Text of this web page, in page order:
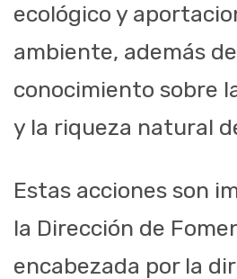
ecológico y
ambiente, además
conocimiento sobre
y la riqueza natural
Estas acciones son
la Dirección de
encabezada por la